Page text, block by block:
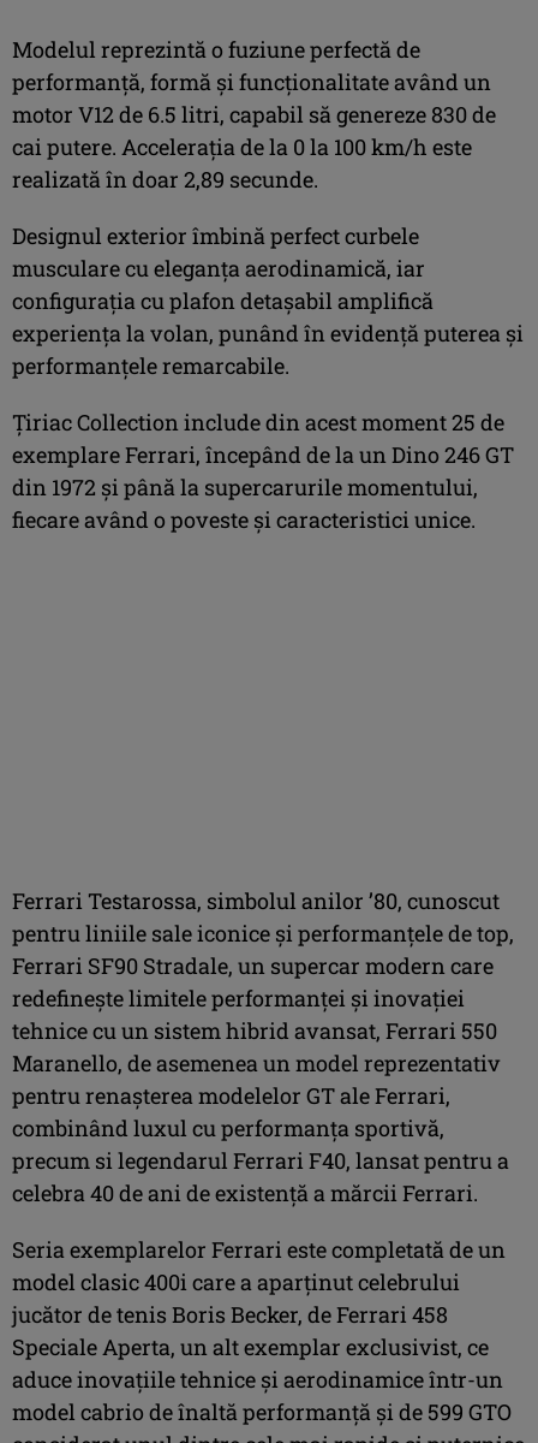
Modelul reprezintă o fuziune perfectă de
performanță, formă și funcționalitate având un
motor V12 de 6.5 litri, capabil să genereze 830 de
cai putere. Accelerația de la 0 la 100 km/h este
realizată în doar 2,89 secunde.
Designul exterior îmbină perfect curbele
musculare cu eleganța aerodinamică, iar
configurația cu plafon detașabil amplifică
experiența la volan, punând în evidență puterea și
performanțele remarcabile.
Țiriac Collection include din acest moment 25 de
exemplare Ferrari, începând de la un Dino 246 GT
din 1972 și până la supercarurile momentului,
fiecare având o poveste și caracteristici unice.
Ferrari Testarossa, simbolul anilor ’80, cunoscut
pentru liniile sale iconice și performanțele de top,
Ferrari SF90 Stradale, un supercar modern care
redefinește limitele performanței și inovației
tehnice cu un sistem hibrid avansat, Ferrari 550
Maranello, de asemenea un model reprezentativ
pentru renașterea modelelor GT ale Ferrari,
combinând luxul cu performanța sportivă,
precum si legendarul Ferrari F40, lansat pentru a
celebra 40 de ani de existență a mărcii Ferrari.
Seria exemplarelor Ferrari este completată de un
model clasic 400i care a aparținut celebrului
jucător de tenis Boris Becker, de Ferrari 458
Speciale Aperta, un alt exemplar exclusivist, ce
aduce inovațiile tehnice și aerodinamice într-un
model cabrio de înaltă performanță şi de 599 GTO